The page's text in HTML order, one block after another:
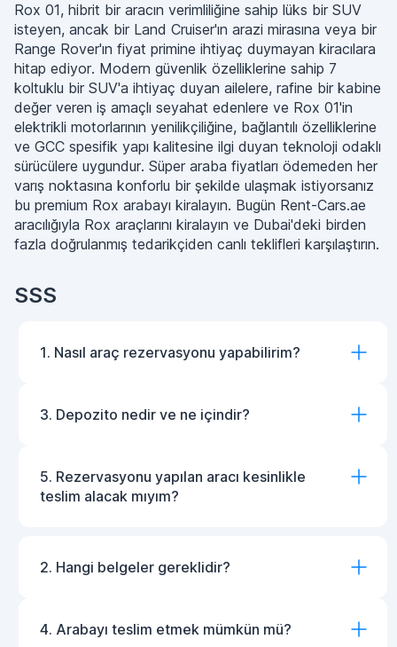
Rox 01, hibrit bir aracın verimliliğine sahip lüks bir SUV
isteyen, ancak bir Land Cruiser'ın arazi mirasına veya bir
Range Rover'ın fiyat primine ihtiyaç duymayan kiracılara
hitap ediyor. Modern güvenlik özelliklerine sahip 7
koltuklu bir SUV'a ihtiyaç duyan ailelere, rafine bir kabine
değer veren iş amaçlı seyahat edenlere ve Rox 01'in
elektrikli motorlarının yenilikçiliğine, bağlantılı özelliklerine
ve GCC spesifik yapı kalitesine ilgi duyan teknoloji odaklı
sürücülere uygundur. Süper araba fiyatları ödemeden her
varış noktasına konforlu bir şekilde ulaşmak istiyorsanız
bu premium Rox arabayı kiralayın. Bugün Rent-Cars.ae
aracılığıyla Rox araçlarını kiralayın ve Dubai'deki birden
fazla doğrulanmış tedarikçiden canlı teklifleri karşılaştırın.
SSS
1. Nasıl araç rezervasyonu yapabilirim?
3. Depozito nedir ve ne içindir?
5. Rezervasyonu yapılan aracı kesinlikle
teslim alacak mıyım?
2. Hangi belgeler gereklidir?
4. Arabayı teslim etmek mümkün mü?